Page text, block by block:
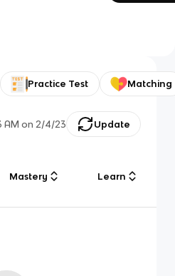
Practice Test Matching
AM on 2/4/23 Update
Mastery Learn